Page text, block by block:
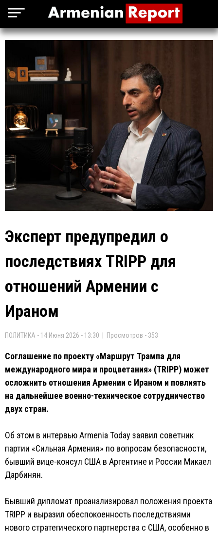
Эксперт предупредил о
последствиях TRIPP для
отношений Армении с
Ираном
ПОЛИТИКА - 14 Июня 2026 - 13:30 | Просмотров - 353
Соглашение по проекту «Маршрут Трампа для
международного мира и процветания» (TRIPP) может
осложнить отношения Армении с Ираном и повлиять
на дальнейшее военно-техническое сотрудничество
двух стран.
Об этом в интервью Armenia Today заявил советник
партии «Сильная Армения» по вопросам безопасности,
бывший вице-консул США в Аргентине и России Микаел
Дарбинян.
Бывший дипломат проанализировал положения проекта
TRIPP и выразил обеспокоенность последствиями
нового стратегического партнерства с США, особенно в